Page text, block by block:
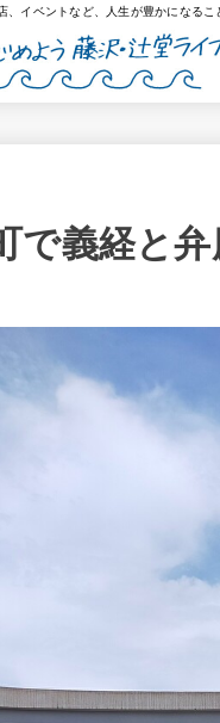
、イベントなど、人生が豊かになるこ
で義経と